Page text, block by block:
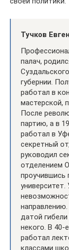
Тучков
палач,
губернии.
работал в
мастерской,
После
партию, а в
работал в
секретный
руководил
отделением
проучившись
датой
некого. В 40-
работал
классами